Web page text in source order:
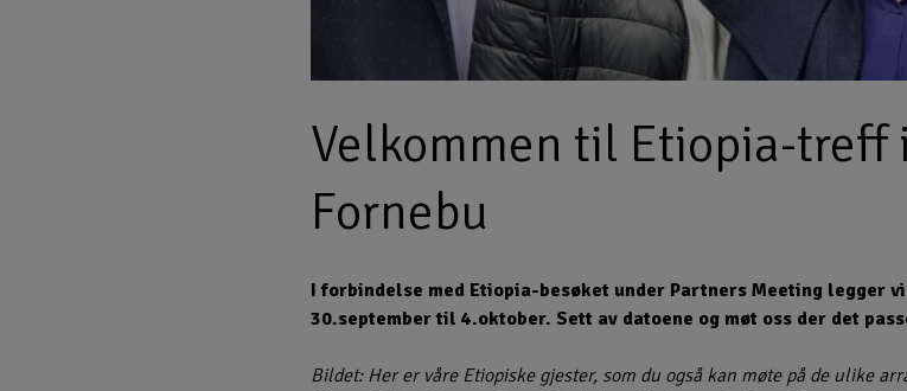
Velkommen til Etiopia-treff
Fornebu
I forbindelse med Etiopia-besøket under Partners Meeting legger
30.september til 4.oktober. Sett av datoene og møt oss der det
Bildet: Her er våre Etiopiske gjester, som du også kan møte på de ulike